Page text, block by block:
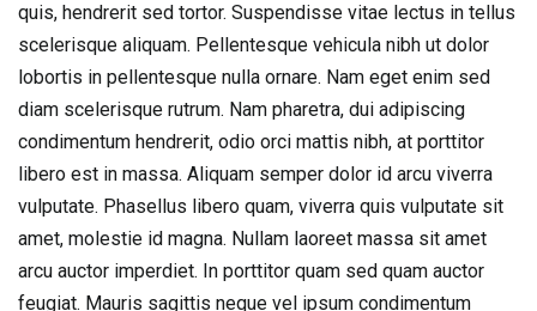
quis, hendrerit sed tortor. Suspendisse vitae lectus in tellus
scelerisque aliquam. Pellentesque vehicula nibh ut dolor
lobortis in pellentesque nulla ornare. Nam eget enim sed
diam scelerisque rutrum. Nam pharetra, dui adipiscing
condimentum hendrerit, odio orci mattis nibh, at porttitor
libero est in massa. Aliquam semper dolor id arcu viverra
vulputate. Phasellus libero quam, viverra quis vulputate sit
amet, molestie id magna. Nullam laoreet massa sit amet
arcu auctor imperdiet. In porttitor quam sed quam auctor
feugiat. Mauris sagittis neque vel ipsum condimentum